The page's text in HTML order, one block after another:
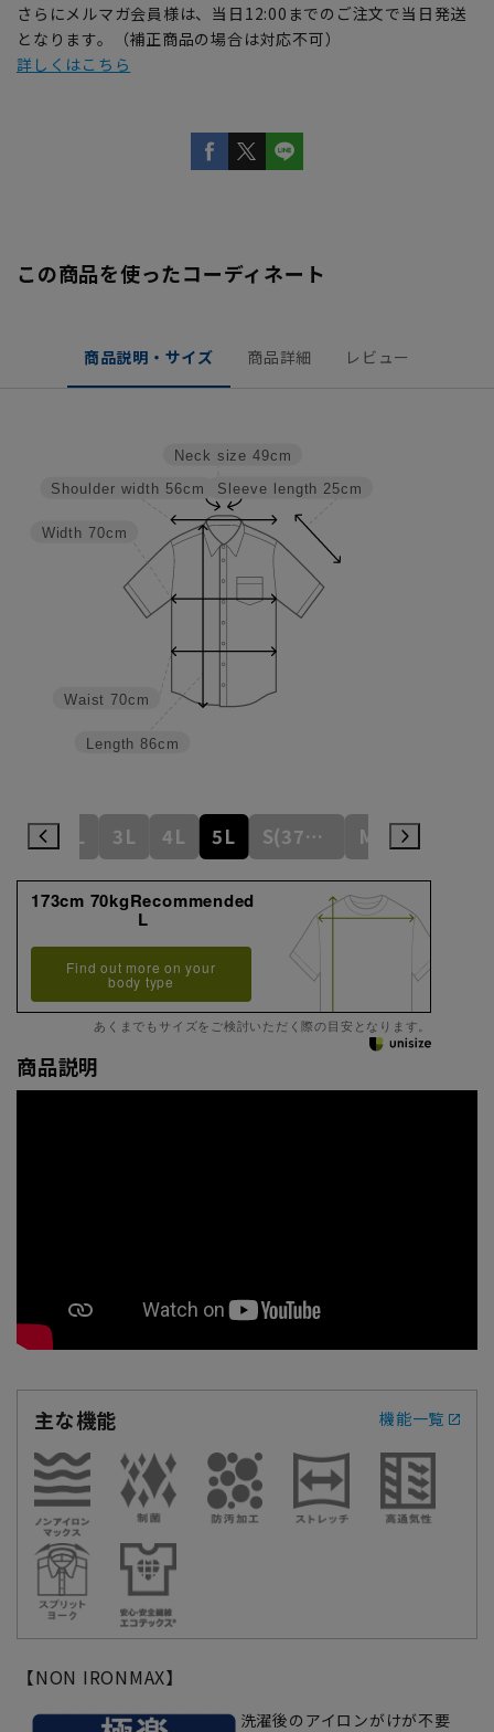
さらにメルマガ会員様は、当日12:00までのご注文で当日発送
となります。（補正商品の場合は対応不可）
詳しくはこちら
この商品を使ったコーディネート
商品説明・サイズ 商品詳細 レビュー
Sleeve length 25cm
Neck size 49cm
Length 86cm
Waist 70cm
Width 70cm
Shoulder width 56cm
LL 3L 4L 5L S(37cm) M(39cm)
173cm 70kgRecommended
L
Find out more on your
body type
あくまでもサイズをご検討いただく際の目安となります。
商品説明
主な機能 機能一覧
【NON IRONMAX】
洗濯後のアイロンがけが不要